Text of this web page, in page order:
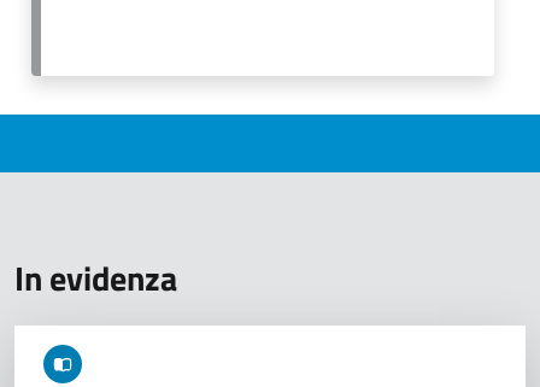
In evidenza